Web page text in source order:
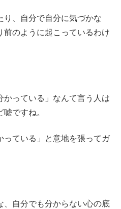
り、自分で自分に気づかな
前のように起こっているわけ
かっている」なんて言う人は
ですね。
っている」と意地を張ってガ
、自分でも分からない心の底